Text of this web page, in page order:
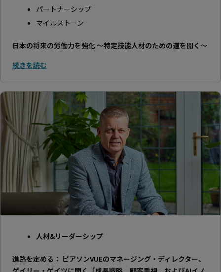
パートナーシップ
マイルストーン
日本の将来の労働力を強化 ～特定技能人材のための道を開く～
続きを読む
人材&リーダーシップ
進路を定める： ピアソンVUEのマネージング・ディレクター、